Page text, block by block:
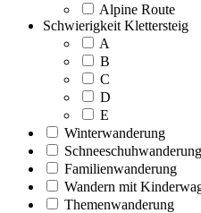
Alpine Route
Schwierigkeit Klettersteig
A
B
C
D
E
Winterwanderung
Schneeschuhwanderung
Familienwanderung
Wandern mit
Themenwanderung